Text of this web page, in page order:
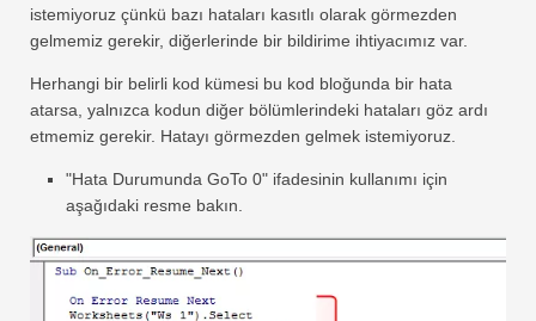
istemiyoruz çünkü bazı hataları kasıtlı olarak görmezden
gelmemiz gerekir, diğerlerinde bir bildirime ihtiyacımız var.
Herhangi bir belirli kod kümesi bu kod bloğunda bir hata
atarsa, yalnızca kodun diğer bölümlerindeki hataları göz ardı
etmemiz gerekir. Hatayı görmezden gelmek istemiyoruz.
"Hata Durumunda GoTo 0" ifadesinin kullanımı için
aşağıdaki resme bakın.